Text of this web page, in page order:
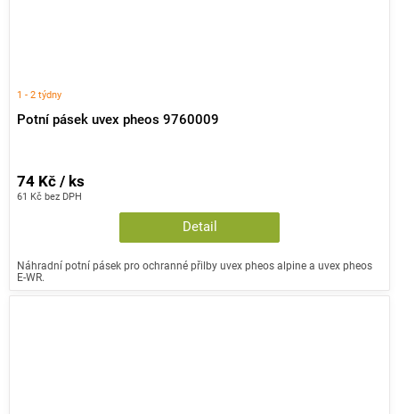
Potní pásek uvex pheos 9760009
1 - 2 týdny
61 Kč bez DPH
74 Kč / ks
Detail
Náhradní potní pásek pro ochranné přilby uvex pheos alpine a uvex pheos
E-WR.